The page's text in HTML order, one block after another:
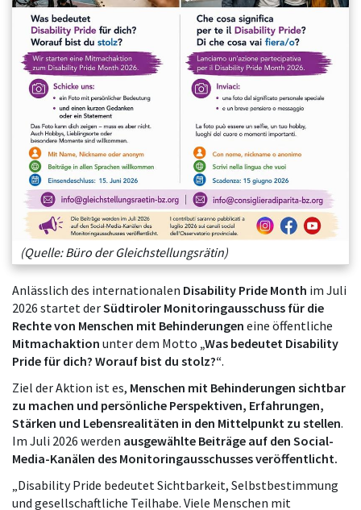
(Quelle: Büro der Gleichstellungsrätin)
Anlässlich des internationalen Disability Pride Month im Juli
2026 startet derSüdtiroler Monitoringausschuss für die
Rechte von Menschen mit Behinderungen eine öffentliche
Mitmachaktion unter dem Motto „Was bedeutet Disability
Pride für dich? Worauf bist du stolz?“.
Ziel der Aktion ist es, Menschen mit Behinderungen sichtbar
zu machen und persönliche Perspektiven, Erfahrungen,
Stärken und Lebensrealitäten in den Mittelpunkt zu stellen.
Im Juli 2026 werden ausgewählte Beiträge auf den Social-
Media-Kanälen des Monitoringausschusses veröffentlicht.
„Disability Pride bedeutet Sichtbarkeit, Selbstbestimmung
und gesellschaftliche Teilhabe. Viele Menschen mit